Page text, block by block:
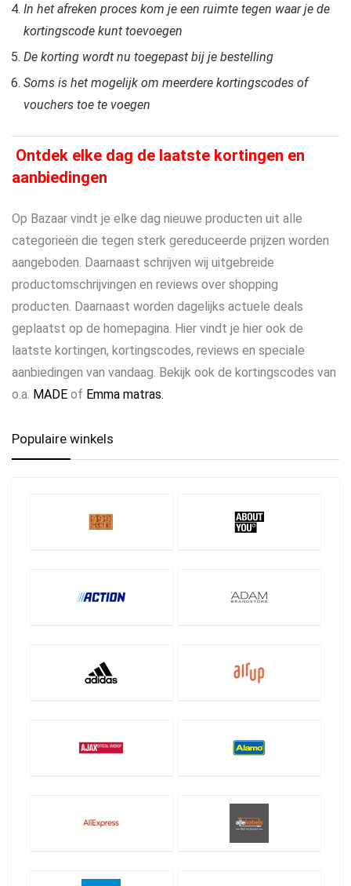
In het afreken proces kom je een ruimte tegen waar je de
kortingscode kunt toevoegen
De korting wordt nu toegepast bij je bestelling
Soms is het mogelijk om meerdere kortingscodes of
vouchers toe te voegen
Ontdek elke dag de laatste kortingen en
aanbiedingen
Op Bazaar vindt je elke dag nieuwe producten uit alle
categorieën die tegen sterk gereduceerde prijzen worden
aangeboden. Daarnaast schrijven wij uitgebreide
productomschrijvingen en reviews over shopping
producten. Daarnaast worden dagelijks actuele deals
geplaatst op de homepagina. Hier vindt je hier ook de
laatste kortingen, kortingscodes, reviews en speciale
aanbiedingen van vandaag. Bekijk ook de kortingscodes van
o.a. MADE of Emma matras.
Populaire winkels